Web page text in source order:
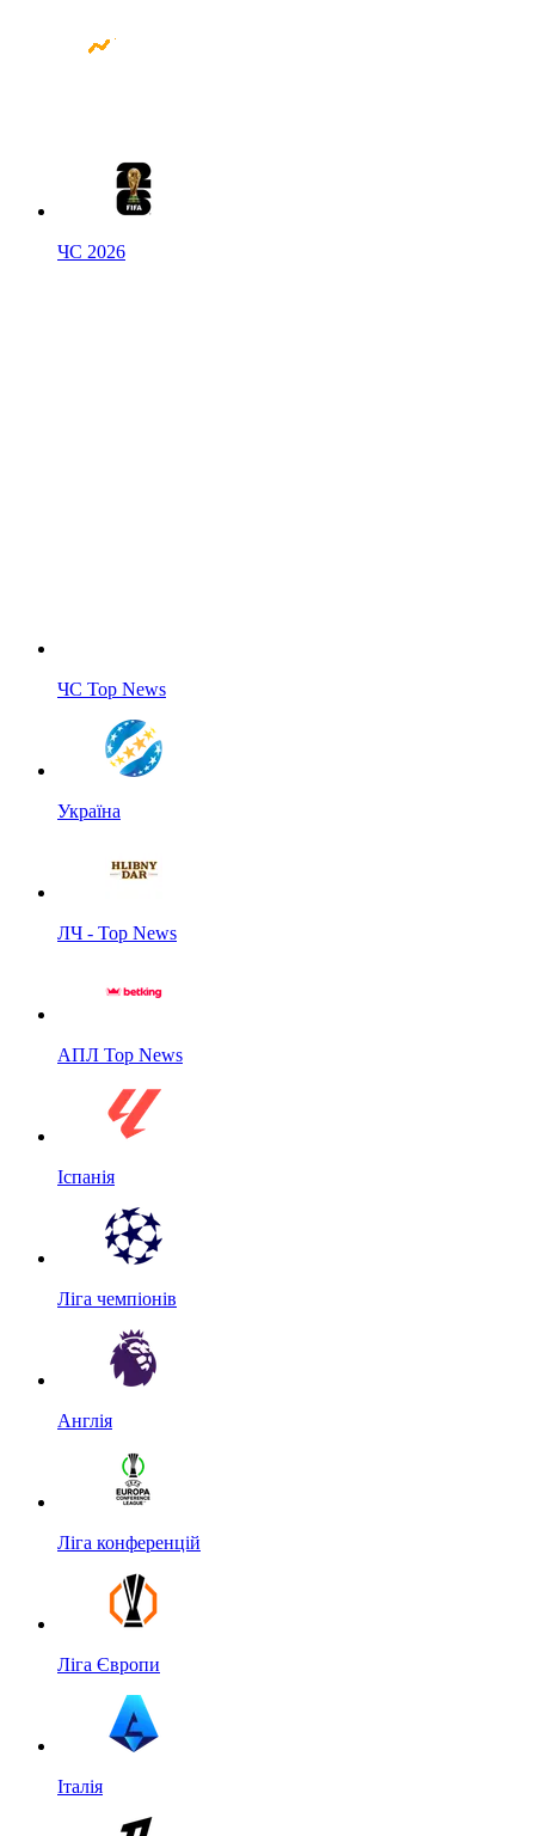
ЧС 2026
ЧС Top News
Україна
ЛЧ - Top News
АПЛ Top News
Іспанія
Ліга чемпіонів
Англія
Ліга конференцій
Ліга Європи
Італія